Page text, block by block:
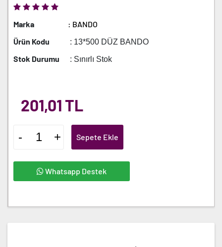
Marka
: BANDO
Ürün Kodu
: 13*500 DÜZ BANDO
Stok Durumu : Sınırlı Stok
201,01 TL
- + Sepete Ekle
Whatsapp Destek